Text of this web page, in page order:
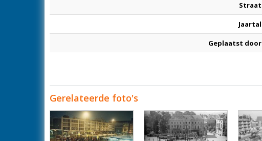
Straat
Jaartal
Geplaatst door
Gerelateerde foto's